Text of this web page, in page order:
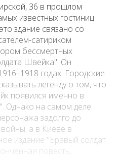
, 36 в прошлом
известных гостиниц
здание связано со
сатириком
бессмертных
Швейка". Он
годах. Городские
легенду о том, что
появился именно в
Однако на самом деле
задолго до
а в Киеве в
издание "Бравый солдат
повесть,